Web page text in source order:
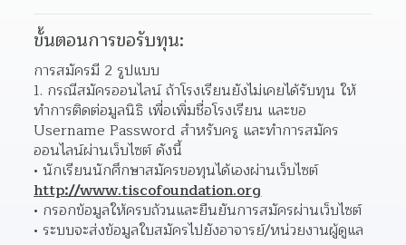
ขั้นตอนการขอรับทุน:
การสมัครมี 2 รูปแบบ
1. กรณีสมัครออนไลน์ ถ้าโรงเรียนยังไม่เคยได้รับทุน ให้
ทำการติดต่อมูลนิธิ เพื่อเพิ่มชื่อโรงเรียน และขอ
Username Password สำหรับครู และทำการสมัคร
ออนไลน์ผ่านเว็บไซต์ ดังนี้
นักเรียนนักศึกษาสมัครขอทุนได้เองผ่านเว็บไซต์
http://www.tiscofoundation.org
กรอกข้อมูลให้ครบถ้วนและยืนยันการสมัครผ่านเว็บไซต์
ระบบจะส่งข้อมูลใบสมัครไปยังอาจารย์/หน่วยงานผู้ดูแล